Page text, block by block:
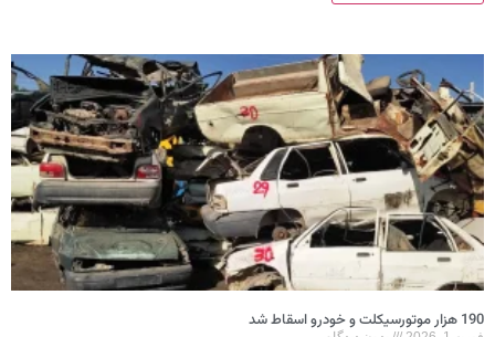
190 هزار موتورسیکلت و خودرو اسقاط شد